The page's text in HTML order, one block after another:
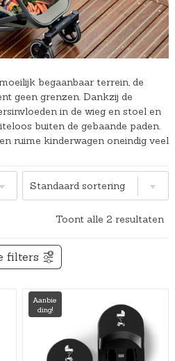
begaanbaar terrein, de
geen grenzen. Dankzij de
in de wieg en stoel en
buiten de gebaande paden.
ruime kinderwagen oneindig veel
Toont alle 2 resultaten
filters
Aanbie
ding!